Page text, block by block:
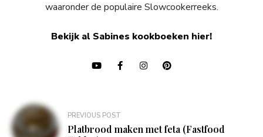
waaronder de populaire Slowcookerreeks.
Bekijk al Sabines kookboeken hier!
Bericht
navigatie
PREVIOUS POST
Platbrood maken met feta (Fastfood